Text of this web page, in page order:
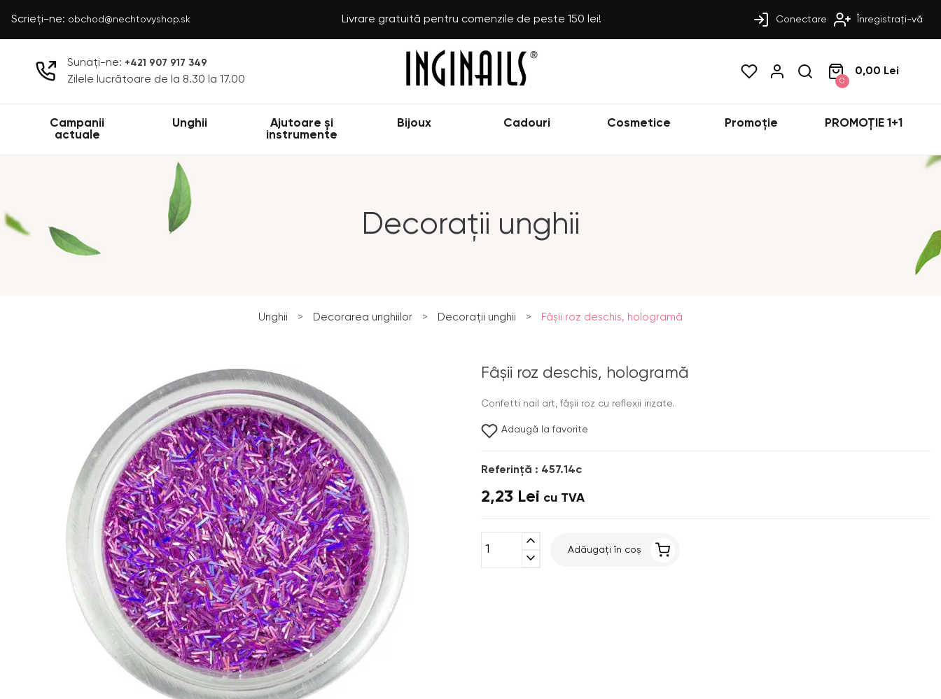
Scrieți-ne: obchod@nechtovyshop.sk Livrare gratuită pentru comenzile de peste 150 lei! Conectare Înregistrați-vă
Sunați-ne: +421 907 917 349
Zilele lucrătoare de la 8.30 la 17.00 0
0,00 Lei
Campanii
actuale
Unghii
Ajutoare și
instrumente
Bijoux Cadouri Cosmetice Promoție PROMOȚIE 1+1
Decorații unghii
Unghii > Decorarea unghiilor > Decorații unghii > Fâşii roz deschis, hologramă
Fâşii roz deschis, hologramă
Confetti nail art, fâşii roz cu reflexii irizate.
Adaugă la favorite
Referinţă : 457.14c
2,23 Lei cu TVA
expand_less
expand_more
Adăugați în coș